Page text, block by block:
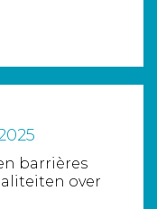
barrières
over